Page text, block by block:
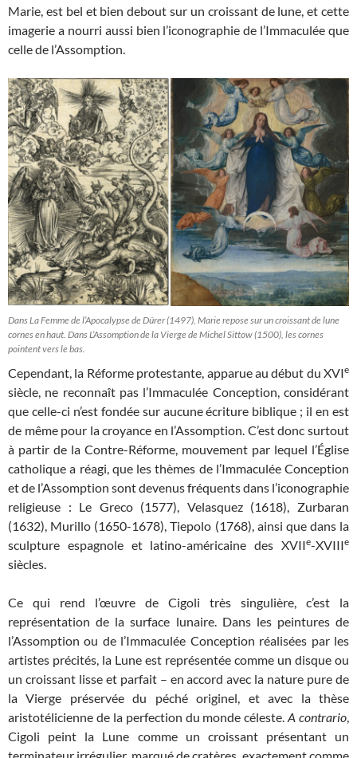
Marie, est bel et bien debout sur un croissant de lune, et cette
imagerie a nourri aussi bien l’iconographie de l’Immaculée que
celle de l’Assomption.
Dans La Femme de l’Apocalypse de Dürer (1497), Marie repose sur un croissant de lune
cornes en haut. Dans L’Assomption de la Vierge de Michel Sittow (1500), les cornes
pointent vers le bas.
Cependant, la Réforme protestante, apparue au début du XVIe
siècle, ne reconnaît pas l’Immaculée Conception, considérant
que celle-ci n’est fondée sur aucune écriture biblique ; il en est
de même pour la croyance en l’Assomption. C’est donc surtout
à partir de la Contre-Réforme, mouvement par lequel l’Église
catholique a réagi, que les thèmes de l’Immaculée Conception
et de l’Assomption sont devenus fréquents dans l’iconographie
religieuse : Le Greco (1577), Velasquez (1618), Zurbaran
(1632), Murillo (1650-1678), Tiepolo (1768), ainsi que dans la
sculpture espagnole et latino-américaine des XVIIe-XVIIIe
siècles.
Ce qui rend l’œuvre de Cigoli très singulière, c’est la
représentation de la surface lunaire. Dans les peintures de
l’Assomption ou de l’Immaculée Conception réalisées par les
artistes précités, la Lune est représentée comme un disque ou
un croissant lisse et parfait – en accord avec la nature pure de
la Vierge préservée du péché originel, et avec la thèse
aristotélicienne de la perfection du monde céleste.A contrario,
Cigoli peint la Lune comme un croissant présentant un